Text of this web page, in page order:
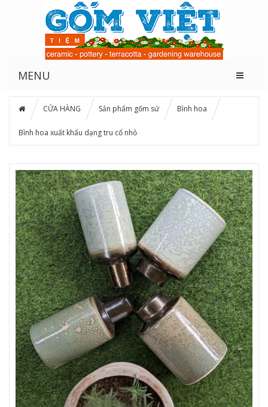
MENU
CỬA HÀNG Sản phẩm gốm sứ Bình hoa
Bình hoa xuất khẩu dạng tru cổ nhỏ